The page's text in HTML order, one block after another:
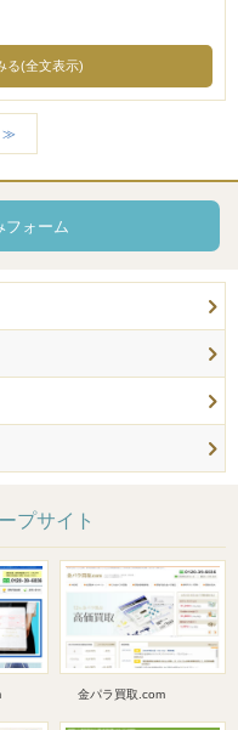
る(全文表示)
≫
フォーム
プサイト
金パラ買取.com